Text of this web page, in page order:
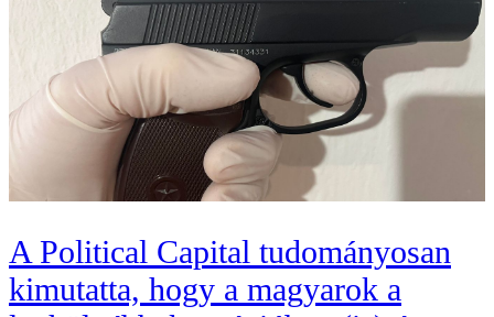
A Political Capital tudományosan
kimutatta, hogy a magyarok a